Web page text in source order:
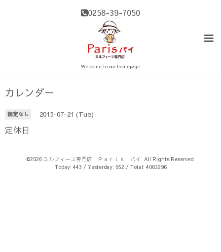
0258-39-7050
Welcome to our homepage
カレンダー
指定なし 2015-07-21 (Tue)
定休日
©2026 ミルフィーユ専門店 Ｐａｒｉｓ パイ . All Rights Reserved.
Today: 443 / Yesterday: 952 / Total: 4063296